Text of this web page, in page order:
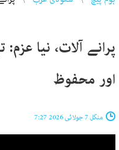
پرانے آلات، نیا
اور محفوظ
منگل 7 جولائی 2026 7:27